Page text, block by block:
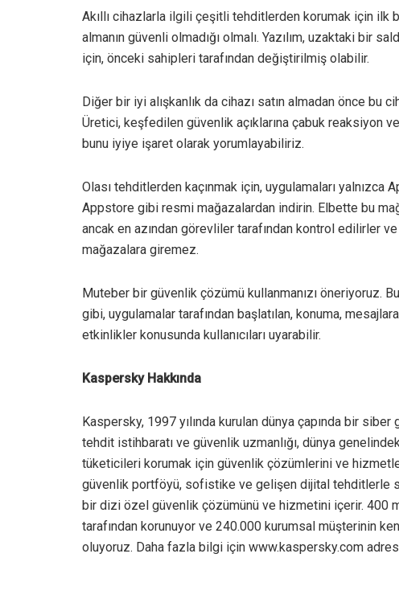
Akıllı cihazlarla ilgili çeşitli tehditlerden korumak için ilk
almanın güvenli olmadığı olmalı. Yazılım, uzaktaki bir
için, önceki sahipleri tarafından değiştirilmiş olabilir.
Diğer bir iyi alışkanlık da cihazı satın almadan önce bu
Üretici, keşfedilen güvenlik açıklarına çabuk reaksiyon
bunu iyiye işaret olarak yorumlayabiliriz.
Olası tehditlerden kaçınmak için, uygulamaları
Appstore gibi resmi mağazalardan indirin. Elbette bu
ancak en azından görevliler tarafından kontrol edilirler
mağazalara giremez.
Muteber bir güvenlik çözümü kullanmanızı öneriyoruz.
gibi, uygulamalar tarafından başlatılan, konuma,
etkinlikler konusunda kullanıcıları uyarabilir.
Kaspersky Hakkında
Kaspersky, 1997 yılında kurulan dünya çapında bir
tehdit istihbaratı ve güvenlik uzmanlığı, dünya
tüketicileri korumak için güvenlik çözümlerini ve
güvenlik portföyü, sofistike ve gelişen dijital tehditlerle
bir dizi özel güvenlik çözümünü ve hizmetini içerir. 400
tarafından korunuyor ve 240.000 kurumsal müşterinin
oluyoruz. Daha fazla bilgi için www.kaspersky.com